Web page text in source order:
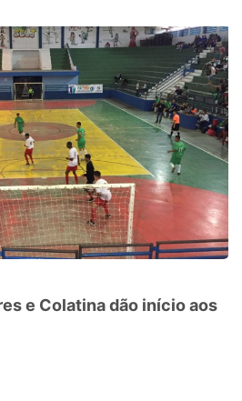
e Colatina dão início aos